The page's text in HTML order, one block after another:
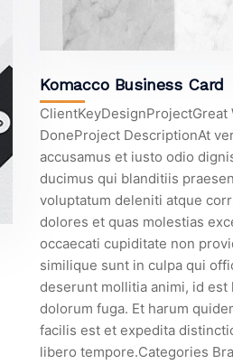
Komacco Business Card
ClientKeyDesignProjectGreat
DoneProject DescriptionAt
accusamus et iusto odio
ducimus qui blanditiis
voluptatum deleniti atque
dolores et quas molestias
occaecati cupiditate non
similique sunt in culpa qui
deserunt mollitia animi, id est
dolorum fuga. Et harum
facilis est et expedita
libero tempore.Categories